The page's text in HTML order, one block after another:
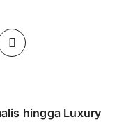
hingga Luxury